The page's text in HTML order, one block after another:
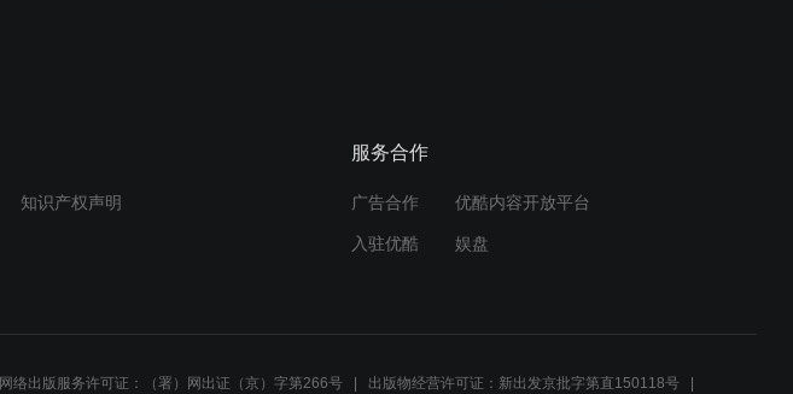
知识产权声明
服务合作
广告合作 优酷内容开放平台
入驻优酷 娱盘
网络出版服务许可证：（署）网出证（京）字第266号 出版物经营许可证：新出发京批字第直150118号